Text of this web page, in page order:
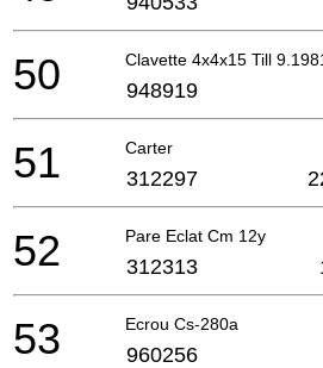
Clavette 4x4x15 Till
50 948919
Carter
51 312297
Pare Eclat Cm 12y
52 312313
Ecrou Cs-280a
53 960256